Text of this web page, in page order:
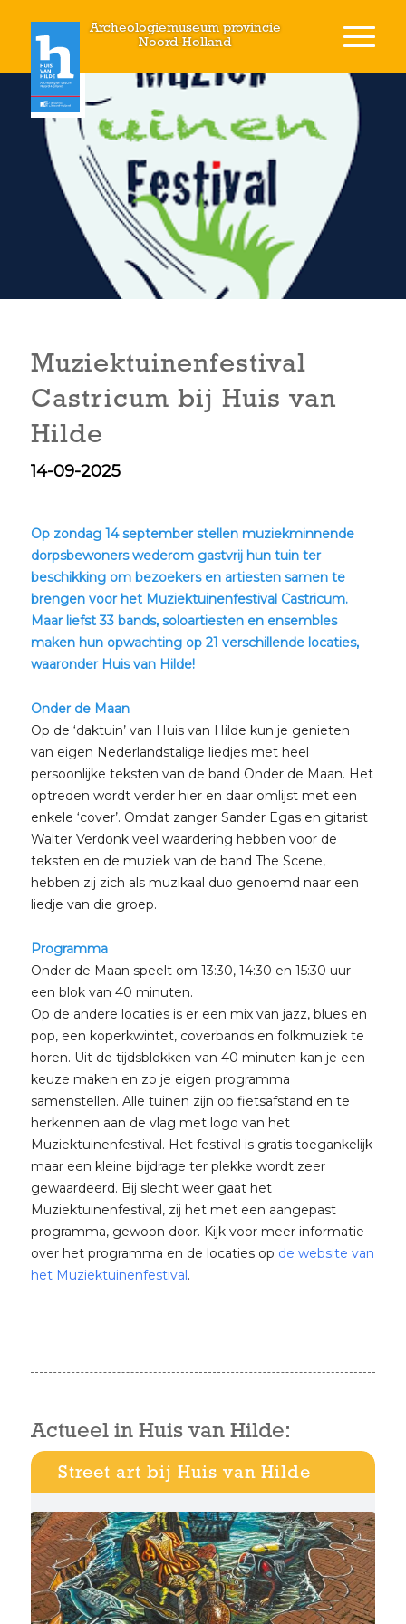
Archeologiemuseum provincie
Noord-Holland
Muziektuinenfestival
Castricum bij Huis van
Hilde
14-09-2025
Op zondag 14 september stellen muziekminnende
dorpsbewoners wederom gastvrij hun tuin ter
beschikking om bezoekers en artiesten samen te
brengen voor het Muziektuinenfestival Castricum.
Maar liefst 33 bands, soloartiesten en ensembles
maken hun opwachting op 21 verschillende locaties,
waaronder Huis van Hilde!
Onder de Maan
Op de ‘daktuin’ van Huis van Hilde kun je genieten
van eigen Nederlandstalige liedjes met heel
persoonlijke teksten van de band Onder de Maan. Het
optreden wordt verder hier en daar omlijst met een
enkele ‘cover’. Omdat zanger Sander Egas en gitarist
Walter Verdonk veel waardering hebben voor de
teksten en de muziek van de band The Scene,
hebben zij zich als muzikaal duo genoemd naar een
liedje van die groep.
Programma
Onder de Maan speelt om 13:30, 14:30 en 15:30 uur
een blok van 40 minuten.
Op de andere locaties is er een mix van jazz, blues en
pop, een koperkwintet, coverbands en folkmuziek te
horen. Uit de tijdsblokken van 40 minuten kan je een
keuze maken en zo je eigen programma
samenstellen. Alle tuinen zijn op fietsafstand en te
herkennen aan de vlag met logo van het
Muziektuinenfestival. Het festival is gratis toegankelijk
maar een kleine bijdrage ter plekke wordt zeer
gewaardeerd. Bij slecht weer gaat het
Muziektuinenfestival, zij het met een aangepast
programma, gewoon door. Kijk voor meer informatie
over het programma en de locaties op de website van
het Muziektuinenfestival.
Actueel in Huis van Hilde:
Street art bij Huis van Hilde